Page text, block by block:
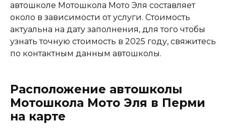
автошколе Мотошкола Мото Эля составляет
около в зависимости от услуги. Стоимость
актуальна на дату заполнения, для того чтобы
узнать точную стоимость в 2025 году, свяжитесь
по контактным данным автошколы.
Расположение автошколы
Мотошкола Мото Эля в Перми
на карте